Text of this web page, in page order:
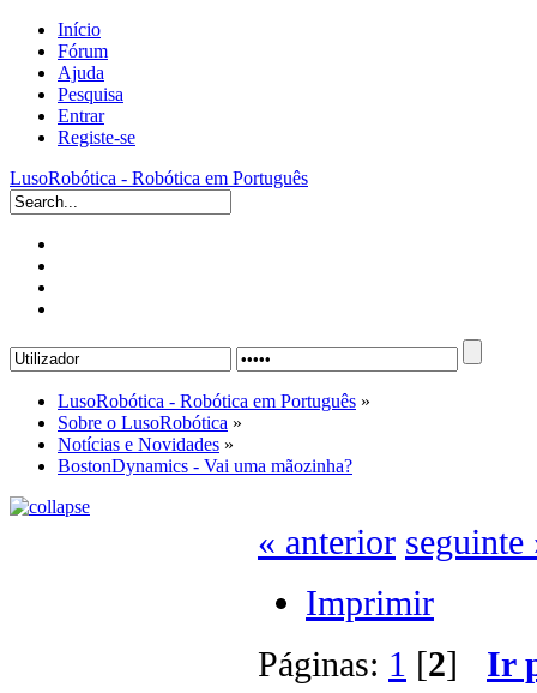
Início
Fórum
Ajuda
Pesquisa
Entrar
Registe-se
LusoRobótica - Robótica em Português
LusoRobótica - Robótica em Português »
Sobre o LusoRobótica »
Notícias e Novidades »
BostonDynamics - Vai uma mãozinha?
« anterior seguinte
Imprimir
Páginas: 1 [2] Ir